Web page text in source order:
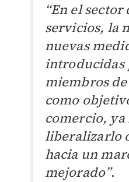
“En el sector
servicios, la
nuevas
introducidas
miembros
como
comercio,
liberalizarlo
hacia un
mejorado”.